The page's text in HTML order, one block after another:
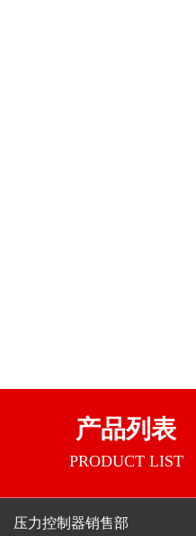
产品列表
PRODUCT LIST
压力控制器销售部